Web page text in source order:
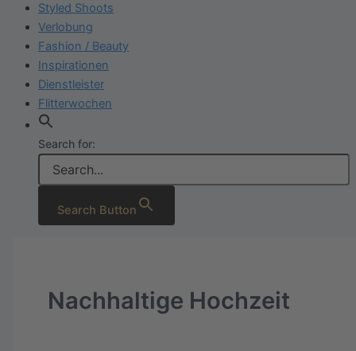
Styled Shoots
Verlobung
Fashion / Beauty
Inspirationen
Dienstleister
Flitterwochen
Search for:
Search Button
Nachhaltige Hochzeit